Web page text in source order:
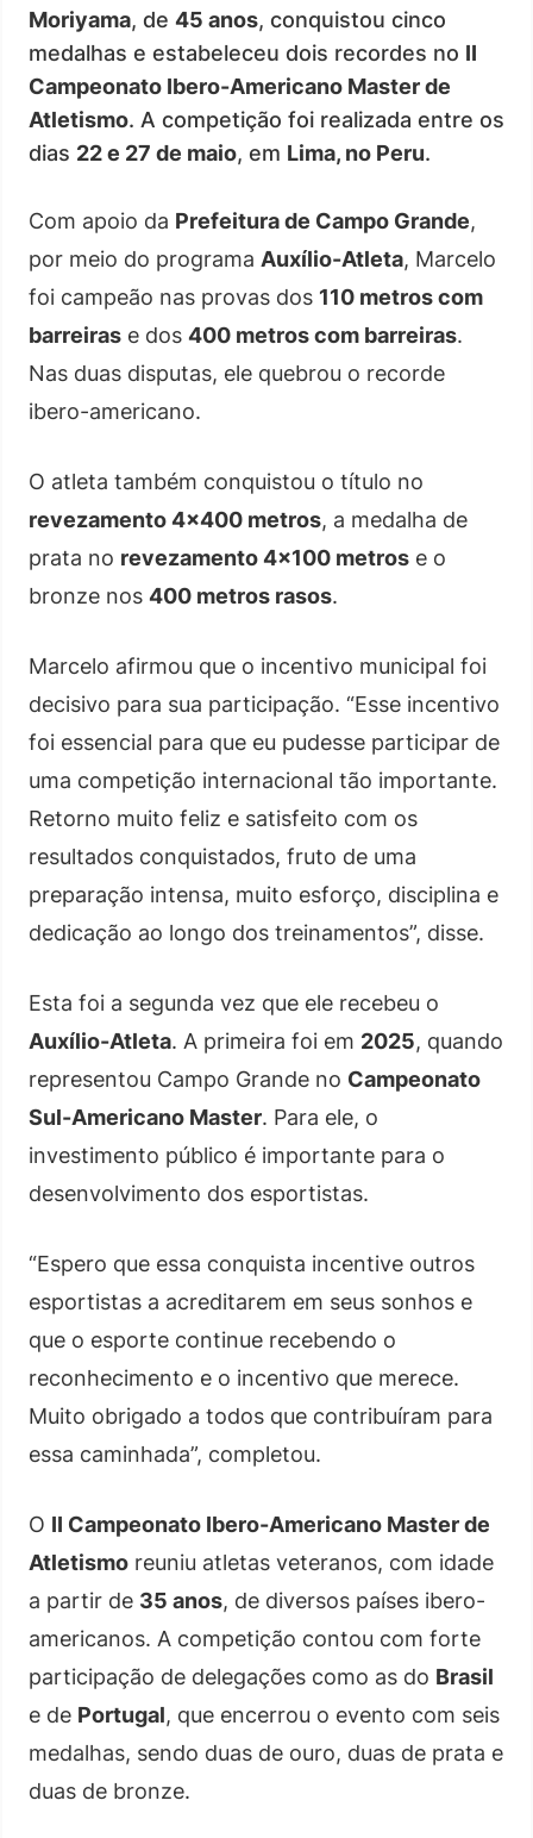
Moriyama, de 45 anos, conquistou cinco
medalhas e estabeleceu dois recordes no II
Campeonato Ibero-Americano Master de
Atletismo. A competição foi realizada entre os
dias 22 e 27 de maio, em Lima, no Peru.
Com apoio da Prefeitura de Campo Grande,
por meio do programa Auxílio-Atleta, Marcelo
foi campeão nas provas dos 110 metros com
barreiras e dos 400 metros com barreiras.
Nas duas disputas, ele quebrou o recorde
ibero-americano.
O atleta também conquistou o título no
revezamento 4×400 metros, a medalha de
prata no revezamento 4×100 metros e o
bronze nos 400 metros rasos.
Marcelo afirmou que o incentivo municipal foi
decisivo para sua participação. “Esse incentivo
foi essencial para que eu pudesse participar de
uma competição internacional tão importante.
Retorno muito feliz e satisfeito com os
resultados conquistados, fruto de uma
preparação intensa, muito esforço, disciplina e
dedicação ao longo dos treinamentos”, disse.
Esta foi a segunda vez que ele recebeu o
Auxílio-Atleta. A primeira foi em 2025, quando
representou Campo Grande no Campeonato
Sul-Americano Master. Para ele, o
investimento público é importante para o
desenvolvimento dos esportistas.
“Espero que essa conquista incentive outros
esportistas a acreditarem em seus sonhos e
que o esporte continue recebendo o
reconhecimento e o incentivo que merece.
Muito obrigado a todos que contribuíram para
essa caminhada”, completou.
O II Campeonato Ibero-Americano Master de
Atletismo reuniu atletas veteranos, com idade
a partir de 35 anos, de diversos países ibero-
americanos. A competição contou com forte
participação de delegações como as do Brasil
e de Portugal, que encerrou o evento com seis
medalhas, sendo duas de ouro, duas de prata e
duas de bronze.